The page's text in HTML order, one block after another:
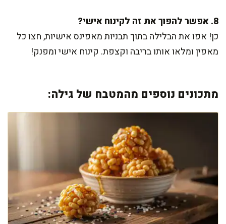
8. אפשר להפוך את זה לקינוח אישי?
כן! אפו את הבלילה בתוך תבניות מאפינס אישיות, חצו כל
מאפין ומלאו אותו בריבה וקצפת. קינוח אישי ומפנק!
מתכונים נוספים מהמטבח של גילה: